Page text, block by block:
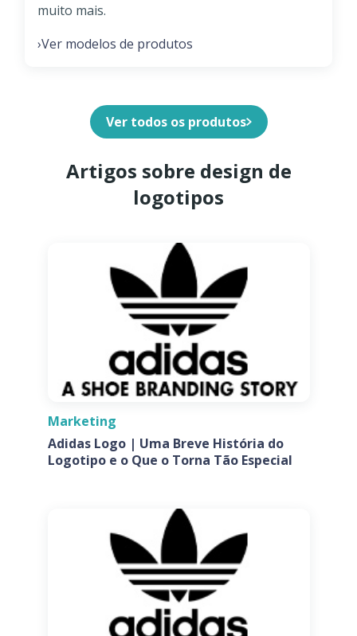
muito mais.
›Ver modelos de produtos
Ver todos os produtos
Artigos sobre design de
logotipos
Marketing
Adidas Logo | Uma Breve História do
Logotipo e o Que o Torna Tão Especial